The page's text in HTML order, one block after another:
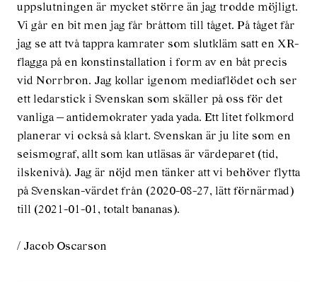
uppslutningen är mycket större än jag trodde möjligt.
Vi går en bit men jag får bråttom till tåget. På tåget får
jag se att två tappra kamrater som slutkläm satt en XR-
flagga på en konstinstallation i form av en båt precis
vid Norrbron. Jag kollar igenom mediaflödet och ser
ett ledarstick i Svenskan som skäller på oss för det
vanliga — antidemokrater yada yada. Ett litet folkmord
planerar vi också så klart. Svenskan är ju lite som en
seismograf, allt som kan utläsas är värdeparet (tid,
ilskenivå). Jag är nöjd men tänker att vi behöver flytta
på Svenskan-värdet från (2020-08-27, lätt förnärmad)
till (2021-01-01, totalt bananas).
/ Jacob Oscarson